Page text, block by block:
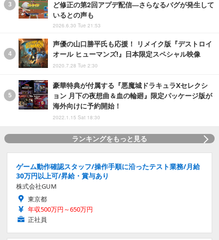
ど修正の第2回アプデ配信―さらなるバグが発生して
いるとの声も
2026.6.30 Tue 21:53
声優の山口勝平氏も応援！ リメイク版『デストロイ
オール ヒューマンズ!』日本限定スペシャル映像
2020.7.28 Tue 2:30
豪華特典が付属する『悪魔城ドラキュラXセレクシ
ョン 月下の夜想曲＆血の輪廻』限定パッケージ版が
海外向けに予約開始！
2022.1.15 Sat 18:30
ランキングをもっと見る
ゲーム動作確認スタッフ/操作手順に沿ったテスト業務/月給
30万円以上可/昇給・賞与あり
株式会社GUM
東京都
年収500万円～650万円
正社員